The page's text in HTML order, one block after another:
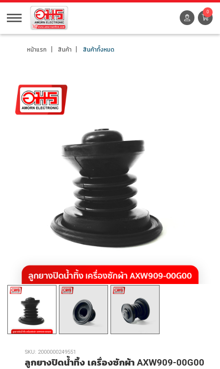
0
หน้าแรก สินค้า สินค้าทั้งหมด
SKU: 2000000249551
ลูกยางปิดน้ำทิ้ง เครื่องซักผ้า AXW909-00G00